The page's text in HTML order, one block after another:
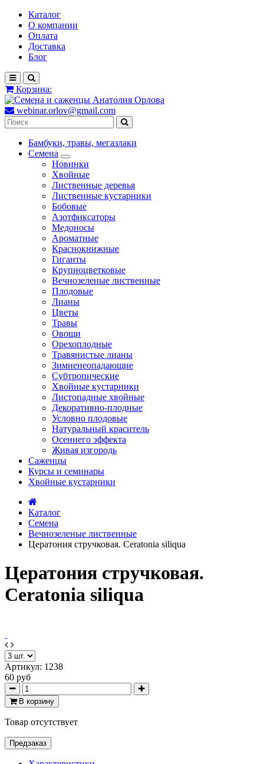
Каталог
О компании
Оплата
Доставка
Блог
Корзина:
webinar.orlov@gmail.com
Бамбуки, травы, мегазлаки
Семена
Новинки
Хвойные
Лиственные деревья
Лиственные кустарники
Бобовые
Азотфиксаторы
Медоносы
Ароматные
Краснокнижные
Гиганты
Крупноцветковые
Вечнозеленые лиственные
Плодовые
Лианы
Цветы
Травы
Овощи
Орехоплодные
Травянистые лианы
Зимненеопадающие
Субтропические
Хвойные кустарники
Листопадные хвойные
Декоративно-плодные
Условно плодовые
Натуральный краситель
Осеннего эффекта
Живая изгородь
Саженцы
Курсы и семинары
Хвойные кустарники
Каталог
Семена
Вечнозеленые лиственные
Цератония стручковая. Ceratonia siliqua
Цератония стручковая.
Ceratonia siliqua
Артикул: 1238
60 руб
В корзину
Товар отсутствует
Предзаказ